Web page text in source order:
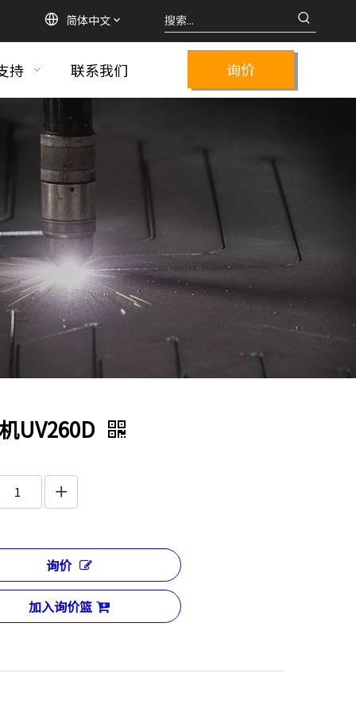
简体中文
持 联系我们 询价
UV260D
询价
加入询价篮